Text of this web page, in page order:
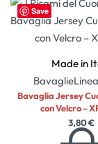
Save
Made in
Bavaglie
Bavaglia Jersey
con Velcro –
3,80€